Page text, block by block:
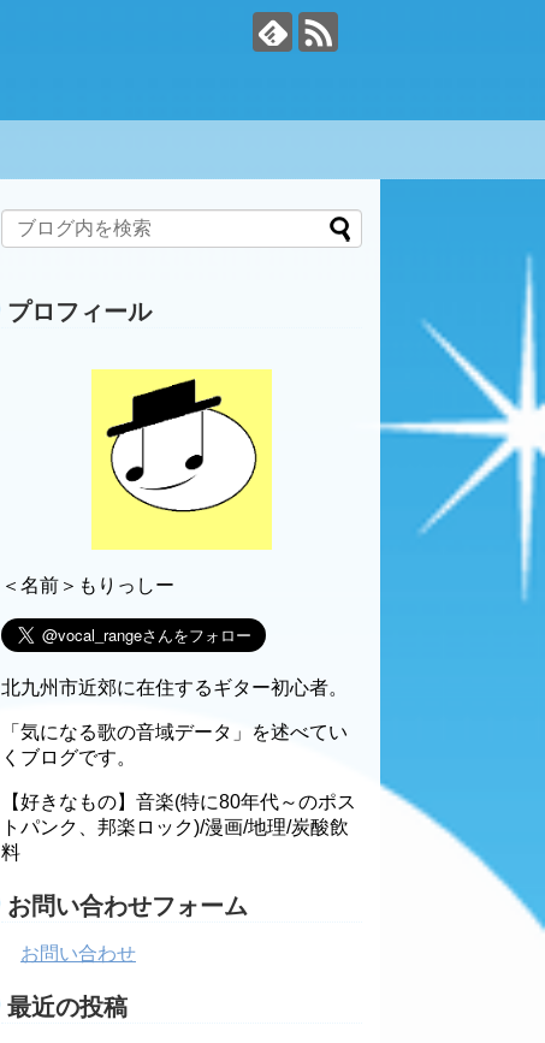
プロフィール
＜名前＞もりっしー
北九州市近郊に在住するギター初心者。
「気になる歌の音域データ」を述べてい
くブログです。
【好きなもの】音楽(特に80年代～のポス
トパンク、邦楽ロック)/漫画/地理/炭酸飲
料
お問い合わせフォーム
お問い合わせ
最近の投稿